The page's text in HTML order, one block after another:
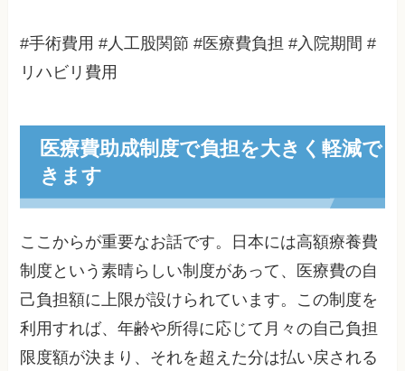
#手術費用 #人工股関節 #医療費負担 #入院期間 #
リハビリ費用
医療費助成制度で負担を大きく軽減で
きます
ここからが重要なお話です。日本には高額療養費
制度という素晴らしい制度があって、医療費の自
己負担額に上限が設けられています。この制度を
利用すれば、年齢や所得に応じて月々の自己負担
限度額が決まり、それを超えた分は払い戻される